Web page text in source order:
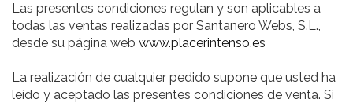
Las presentes condiciones regulan y son aplicables a
todas las ventas realizadas por Santanero Webs, S.L.,
desde su página web www.placerintenso.es
La realización de cualquier pedido supone que usted ha
leído y aceptado las presentes condiciones de venta. Si